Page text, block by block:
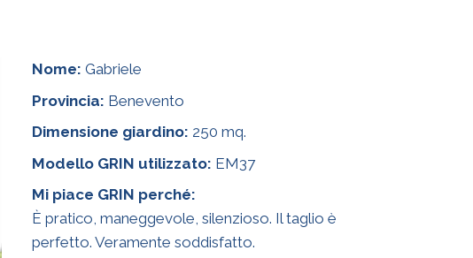
Nome: Gabriele
Provincia: Benevento
Dimensione giardino: 250 mq.
Modello GRIN utilizzato: EM37
Mi piace GRIN perché:
È pratico, maneggevole, silenzioso. Il taglio è
perfetto. Veramente soddisfatto.